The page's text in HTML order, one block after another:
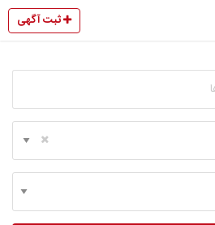
ثبت آگهی